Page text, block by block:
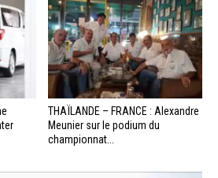
THAÏLANDE – FRANCE : Alexandre
Meunier sur le podium du
championnat...